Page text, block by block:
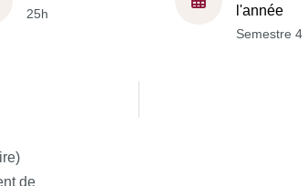
25h
l'année
Semestre 4
de